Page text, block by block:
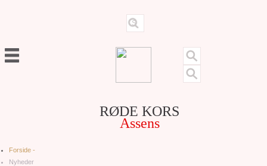
RØDE KORS
Assens
Forside -
Nyheder